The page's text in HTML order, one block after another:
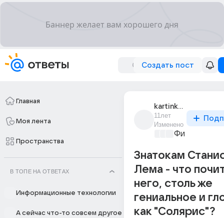
Создать пост
Главная
Моя лента
Пространства
В ТОПЕ НА ОТВЕТАХ
Информационные технологии
А сейчас что-то совсем другое
kartinka_145
11лет
Изменено
Знатокам
Лема - что
него, столь же
гениальное и
как "Солярис"?